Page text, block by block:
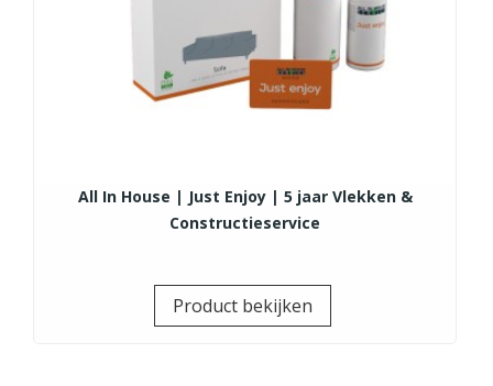
All In House | Just Enjoy | 5 jaar Vlekken &
Constructieservice
Product bekijken